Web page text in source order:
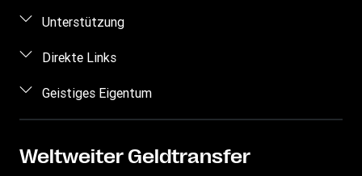
Geld online senden
Standorte finden
App herunterladen
Währungsrechner
Unterstützung
Häufig gestellte Fragen
Direkte Links
Einloggen/Registrieren
Vertriebspartner werden
Handy-Guthaben aufladen
Geistiges Eigentum
Datenschutzerklärung
Weltweiter Geldtransfer